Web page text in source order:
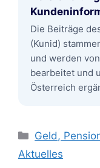
Die Beiträge
(Kunid)
und werden
bearbeitet und
Österreich
Kategorien
Geld,
Aktuelles